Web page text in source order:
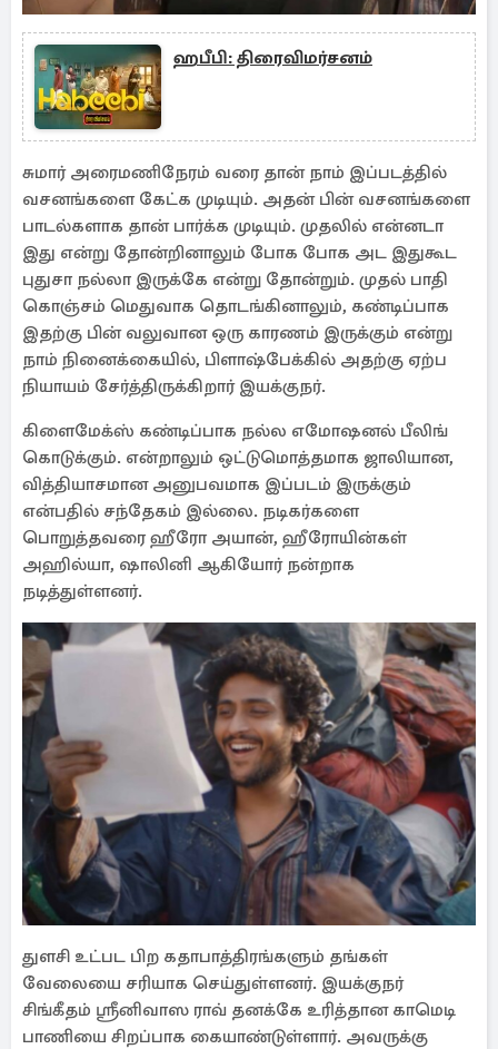
ஹபீபி: திரைவிமர்சனம்
சுமார் அரைமணிநேரம் வரை தான் நாம் இப்படத்தில்
வசனங்களை கேட்க முடியும். அதன் பின் வசனங்களை
பாடல்களாக தான் பார்க்க முடியும். முதலில் என்னடா
இது என்று தோன்றினாலும் போக போக அட இதுகூட
புதுசா நல்லா இருக்கே என்று தோன்றும். முதல் பாதி
கொஞ்சம் மெதுவாக தொடங்கினாலும், கண்டிப்பாக
இதற்கு பின் வலுவான ஒரு காரணம் இருக்கும் என்று
நாம் நினைக்கையில், பிளாஷ்பேக்கில் அதற்கு ஏற்ப
நியாயம் சேர்த்திருக்கிறார் இயக்குநர்.
கிளைமேக்ஸ் கண்டிப்பாக நல்ல எமோஷனல் பீலிங்
கொடுக்கும். என்றாலும் ஒட்டுமொத்தமாக ஜாலியான,
வித்தியாசமான அனுபவமாக இப்படம் இருக்கும்
என்பதில் சந்தேகம் இல்லை. நடிகர்களை
பொறுத்தவரை ஹீரோ அயான், ஹீரோயின்கள்
அஹில்யா, ஷாலினி ஆகியோர் நன்றாக
நடித்துள்ளனர்.
துளசி உட்பட பிற கதாபாத்திரங்களும் தங்கள்
வேலையை சரியாக செய்துள்ளனர். இயக்குநர்
சிங்கீதம் ஸ்ரீனிவாஸ ராவ் தனக்கே உரித்தான காமெடி
பாணியை சிறப்பாக கையாண்டுள்ளார். அவருக்கு